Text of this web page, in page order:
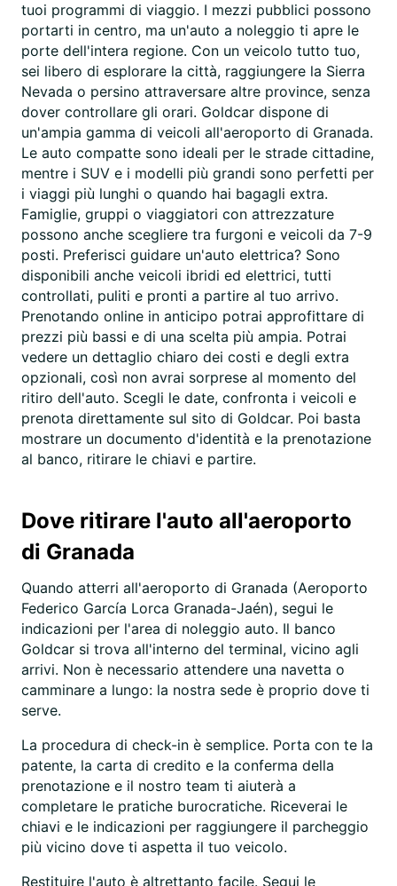
tuoi programmi di viaggio. I mezzi pubblici possono
portarti in centro, ma un'auto a noleggio ti apre le
porte dell'intera regione. Con un veicolo tutto tuo,
sei libero di esplorare la città, raggiungere la Sierra
Nevada o persino attraversare altre province, senza
dover controllare gli orari. Goldcar dispone di
un'ampia gamma di veicoli all'aeroporto di Granada.
Le auto compatte sono ideali per le strade cittadine,
mentre i SUV e i modelli più grandi sono perfetti per
i viaggi più lunghi o quando hai bagagli extra.
Famiglie, gruppi o viaggiatori con attrezzature
possono anche scegliere tra furgoni e veicoli da 7-9
posti. Preferisci guidare un'auto elettrica? Sono
disponibili anche veicoli ibridi ed elettrici, tutti
controllati, puliti e pronti a partire al tuo arrivo.
Prenotando online in anticipo potrai approfittare di
prezzi più bassi e di una scelta più ampia. Potrai
vedere un dettaglio chiaro dei costi e degli extra
opzionali, così non avrai sorprese al momento del
ritiro dell'auto. Scegli le date, confronta i veicoli e
prenota direttamente sul sito di Goldcar. Poi basta
mostrare un documento d'identità e la prenotazione
al banco, ritirare le chiavi e partire.
Dove ritirare l'auto all'aeroporto
di Granada
Quando atterri all'aeroporto di Granada (Aeroporto
Federico García Lorca Granada-Jaén), segui le
indicazioni per l'area di noleggio auto. Il banco
Goldcar si trova all'interno del terminal, vicino agli
arrivi. Non è necessario attendere una navetta o
camminare a lungo: la nostra sede è proprio dove ti
serve.
La procedura di check-in è semplice. Porta con te la
patente, la carta di credito e la conferma della
prenotazione e il nostro team ti aiuterà a
completare le pratiche burocratiche. Riceverai le
chiavi e le indicazioni per raggiungere il parcheggio
più vicino dove ti aspetta il tuo veicolo.
Restituire l'auto è altrettanto facile. Segui le